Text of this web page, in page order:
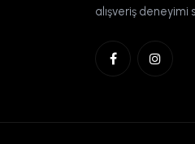
alışveriş deneyimi